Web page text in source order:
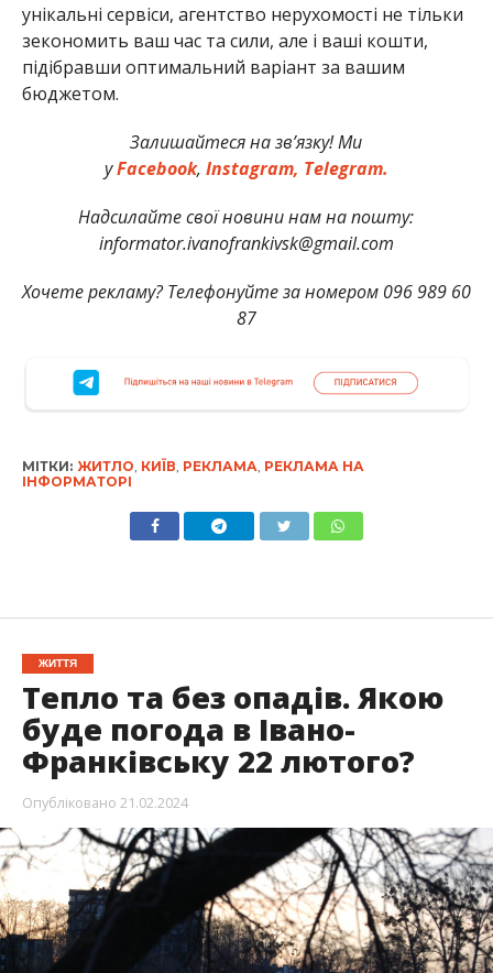
унікальні сервіси, агентство нерухомості не тільки
зекономить ваш час та сили, але і ваші кошти,
підібравши оптимальний варіант за вашим
бюджетом.
Залишайтеся на зв’язку! Ми
уFacebook, Instagram, Telegram.
Надсилайте свої новини нам на пошту:
informator.ivanofrankivsk@gmail.com
Хочете рекламу? Телефонуйте за номером 096 989 60
87
МІТКИ: ЖИТЛО, КИЇВ, РЕКЛАМА, РЕКЛАМА НА
ІНФОРМАТОРІ
ЖИТТЯ
Тепло та без опадів. Якою
буде погода в Івано-
Франківську 22 лютого?
Опубліковано 21.02.2024